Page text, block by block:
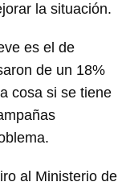
la situación.
es el de
de un 18%
cosa si se tiene
al Ministerio de